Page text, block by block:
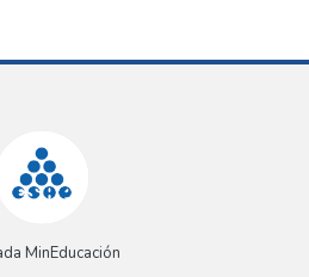
MinEducación